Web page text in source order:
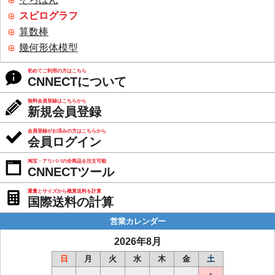
スピログラフ
算数棒
幾何形体模型
初めてご利用の方はこちら
CNNECTについて
無料会員登録はこちらから
新規会員登録
会員登録がお済みの方はこちらから
会員ログイン
淘宝・アリババの全商品を注文可能
CNNECTツール
重量とサイズから概算送料を計算
国際送料の計算
営業カレンダー
2026年8月
日 月 火 水 木 金
土